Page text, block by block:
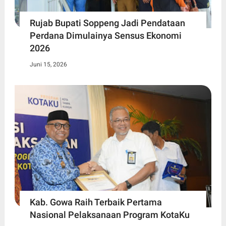
Rujab Bupati Soppeng Jadi Pendataan
Perdana Dimulainya Sensus Ekonomi
2026
Juni 15, 2026
Kab. Gowa Raih Terbaik Pertama
Nasional Pelaksanaan Program KotaKu